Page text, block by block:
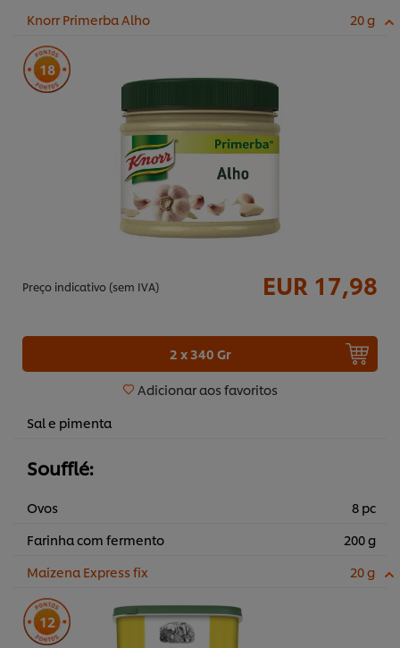
Knorr Primerba Alho
20 g
18
Preço indicativo (sem IVA) EUR 17,98
2 x 340 Gr
Adicionar aos favoritos
Sal e pimenta
Soufflé:
Ovos
8 pc
Farinha com fermento
200 g
Maizena Express fix
20 g
12